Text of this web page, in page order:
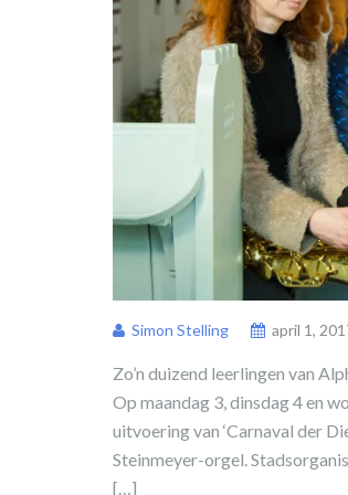
Simon Stelling april 1,
Zo’n duizend leerlingen van
Op maandag 3, dinsdag 4 en
uitvoering van ‘Carnaval der
Steinmeyer-orgel.
[…]